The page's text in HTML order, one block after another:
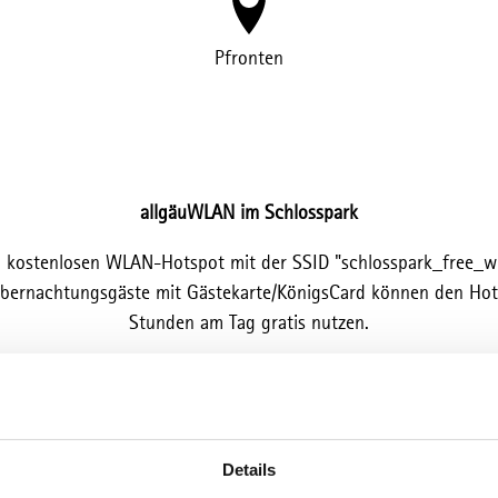
Details
Pfronten
allgäuWLAN im Schlosspark
WLAN-Hotspot mit der SSID
mit Gästekarte/KönigsCard können den
Stunden am Tag gratis nutzen.